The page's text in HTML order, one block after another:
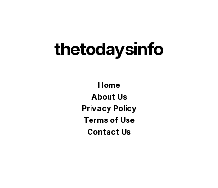
thetodaysinfo
Home
About Us
Privacy Policy
Terms of Use
Contact Us